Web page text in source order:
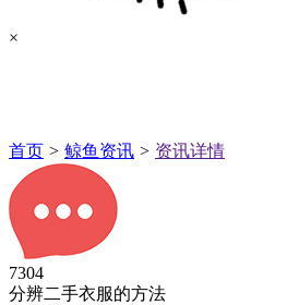
×
首页 > 鲸鱼资讯 > 资讯详情
7304
分辨二手衣服的方法